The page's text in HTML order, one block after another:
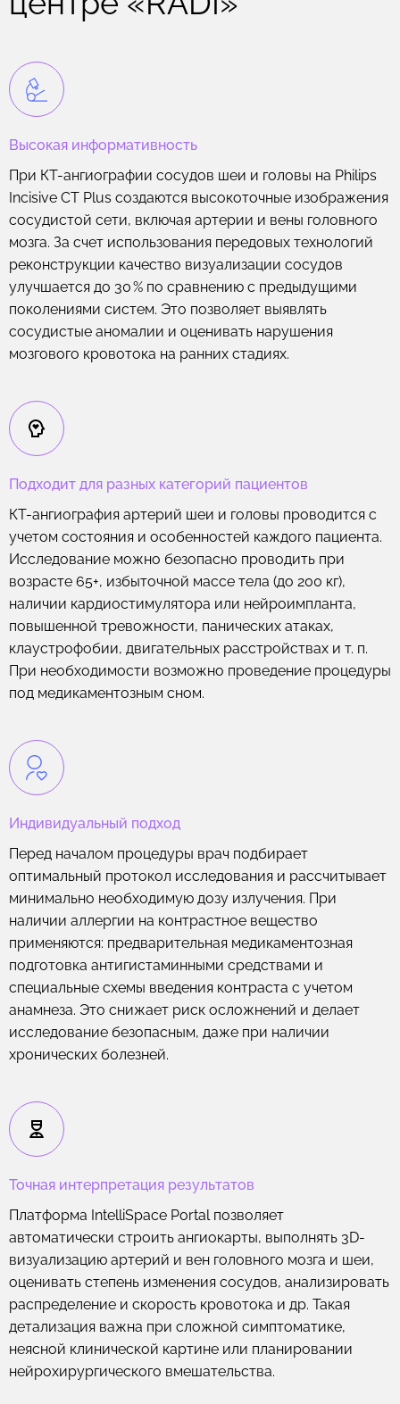
Высокая информативность
При КТ-ангиографии сосудов шеи и головы на Philips
Incisive CT Plus создаются высокоточные изображения
сосудистой сети, включая артерии и вены головного
мозга. За счет использования передовых технологий
реконструкции качество визуализации сосудов
улучшается до 30 % по сравнению с предыдущими
поколениями систем. Это позволяет выявлять
сосудистые аномалии и оценивать нарушения
мозгового кровотока на ранних стадиях.
Подходит для разных категорий пациентов
КТ-ангиография артерий шеи и головы проводится с
учетом состояния и особенностей каждого пациента.
Исследование можно безопасно проводить при
возрасте 65+, избыточной массе тела (до 200 кг),
наличии кардиостимулятора или нейроимпланта,
повышенной тревожности, панических атаках,
клаустрофобии, двигательных расстройствах и т. п.
При необходимости возможно проведение процедуры
под медикаментозным сном.
Индивидуальный подход
Перед началом процедуры врач подбирает
оптимальный протокол исследования и рассчитывает
минимально необходимую дозу излучения. При
наличии аллергии на контрастное вещество
применяются: предварительная медикаментозная
подготовка антигистаминными средствами и
специальные схемы введения контраста с учетом
анамнеза. Это снижает риск осложнений и делает
исследование безопасным, даже при наличии
хронических болезней.
Точная интерпретация результатов
Платформа IntelliSpace Portal позволяет
автоматически строить ангиокарты, выполнять 3D-
визуализацию артерий и вен головного мозга и шеи,
оценивать степень изменения сосудов, анализировать
распределение и скорость кровотока и др. Такая
детализация важна при сложной симптоматике,
неясной клинической картине или планировании
нейрохирургического вмешательства.